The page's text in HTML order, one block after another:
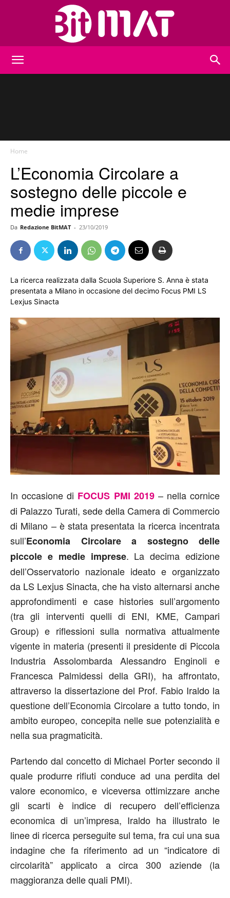
Home
L’Economia Circolare a
sostegno delle piccole e
medie imprese
Da Redazione BitMAT - 23/10/2019
La ricerca realizzata dalla Scuola Superiore S. Anna è stata
presentata a Milano in occasione del decimo Focus PMI LS
Lexjus Sinacta
In occasione di FOCUS PMI 2019– nella cornice
di Palazzo Turati, sede della Camera di Commercio
di Milano – è stata presentata la ricerca incentrata
sull’Economia Circolare a sostegno delle
piccole e medie imprese. La decima edizione
dell’Osservatorio nazionale ideato e organizzato
da LS Lexjus Sinacta, che ha visto alternarsi anche
approfondimenti e case histories sull’argomento
(tra gli interventi quelli di ENI, KME, Campari
Group) e riflessioni sulla normativa attualmente
vigente in materia (presenti il presidente di Piccola
Industria Assolombarda Alessandro Enginoli e
Francesca Palmidessi della GRI), ha affrontato,
attraverso la dissertazione del Prof. Fabio Iraldo la
questione dell’Economia Circolare a tutto tondo, in
ambito europeo, concepita nelle sue potenzialità e
nella sua pragmaticità.
Partendo dal concetto di Michael Porter secondo il
quale produrre rifiuti conduce ad una perdita del
valore economico, e viceversa ottimizzare anche
gli scarti è indice di recupero dell’efficienza
economica di un’impresa, Iraldo ha illustrato le
linee di ricerca perseguite sul tema, fra cui una sua
indagine che fa riferimento ad un “indicatore di
circolarità” applicato a circa 300 aziende (la
maggioranza delle quali PMI).